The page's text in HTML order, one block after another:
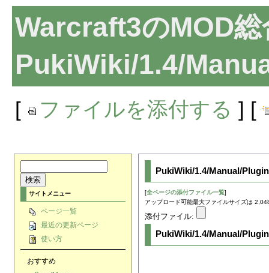
Warcraft3のMOD総
PukiWiki/1.4/
[ ファイルを添付する ] [
サイトメニュー
ページ一覧
最近の更新ページ
使い方
おすすめ
PukiWiki/1.4/Manual/
[全ページの添付ファイル一覧]
アップロード可能最大ファイルサイズは
添付ファイル:
PukiWiki/1.4/Manual/